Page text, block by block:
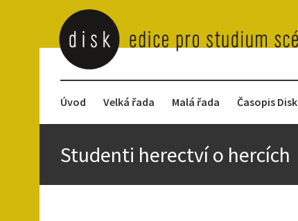
Úvod Velká řada Malá řada Časopis Disk
Studenti herectví o hercích